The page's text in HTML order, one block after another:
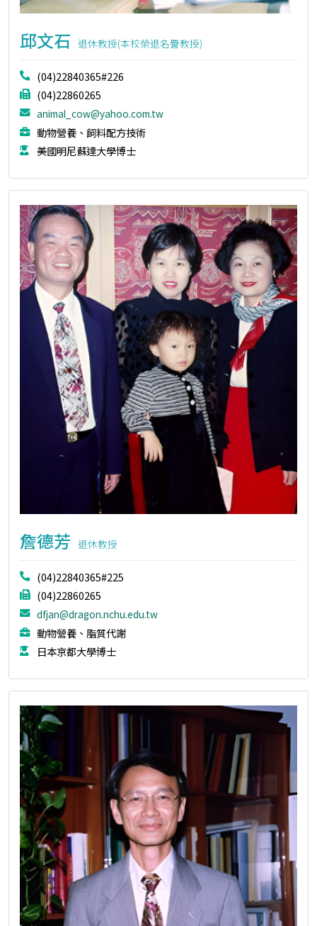
邱文石 退休教授(本校榮退名譽教授)
(04)22840365#226
(04)22860265
animal_cow@yahoo.com.tw
動物營養、飼料配方技術
美國明尼蘇達大學博士
詹德芳 退休教授
(04)22840365#225
(04)22860265
dfjan@dragon.nchu.edu.tw
動物營養、脂質代謝
日本京都大學博士